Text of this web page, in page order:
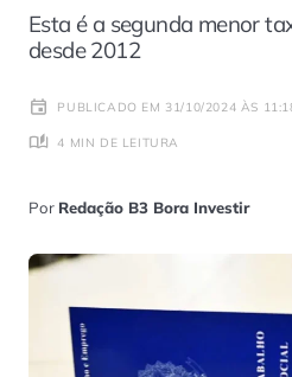
Esta é a segunda menor
desde 2012
PUBLICADO EM 31/10/2024 ÀS
4 MIN DE LEITURA
Por Redação B3 Bora Investir